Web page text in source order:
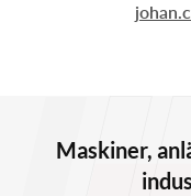
Maskiner,